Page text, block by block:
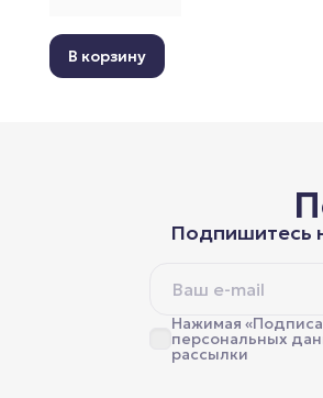
В корзину
Подпишитесь
Нажимая
персональных
рассылки